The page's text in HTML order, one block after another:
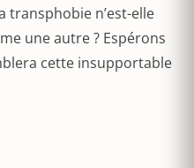
transphobie n’est-elle
une autre ? Espérons
cette insupportable